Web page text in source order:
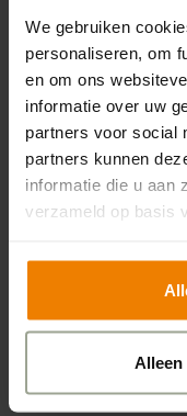
We gebruiken
personaliseren, om
en om ons
informatie over uw
partners voor social
partners kunnen
informatie die u aan
verzameld op basis
De komende weken
mensen via de
Sensire volgt de
waar nodig en
of revalidanten te
Start
In Gorssel en
vaccineren van
bewoners die
andere locaties van